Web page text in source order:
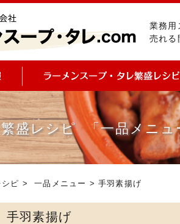
業務用
売れる
盛レシピ 「一品メニュ
ピ >一品メニュー > 手羽素揚げ
手羽素揚げ